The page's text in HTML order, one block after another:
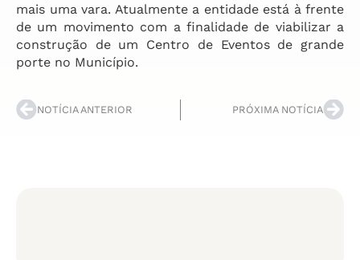
mais uma vara. Atualmente a entidade está à frente
de um movimento com a finalidade de viabilizar a
construção de um Centro de Eventos de grande
porte no Município.
NOTÍCIA ANTERIOR PRÓXIMA NOTÍCIA